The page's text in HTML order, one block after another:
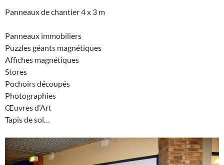
Panneaux dechantier 4 x 3 m
Panneaux immobiliers
Puzzles géants magnétiques
Affiches magnétiques
Stores
Pochoirs découpés
Photographies
Œuvres d’Art
Tapis de sol…